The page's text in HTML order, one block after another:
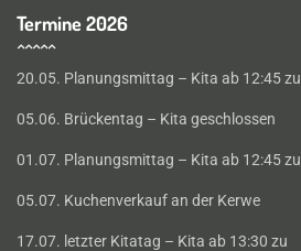
Termine 2026
20.05. Planungsmittag – Kita ab 12:45 zu
05.06. Brückentag – Kita geschlossen
01.07. Planungsmittag – Kita ab 12:45 zu
05.07. Kuchenverkauf an der Kerwe
17.07. letzter Kitatag – Kita ab 13:30 zu